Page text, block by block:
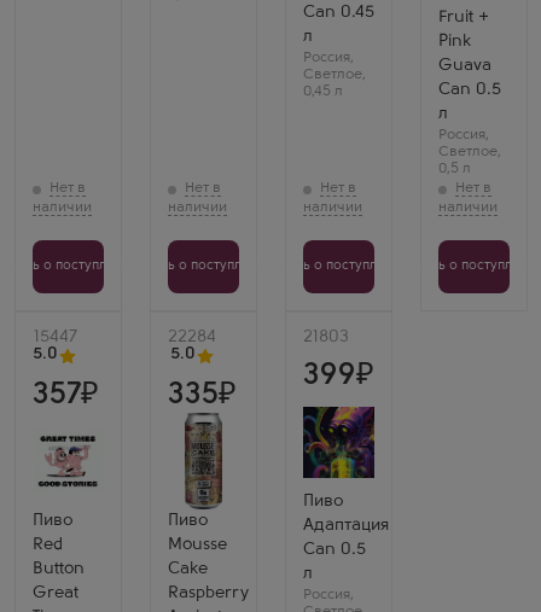
о поступлении Узнать о поступлении
Can 0.45
л
Россия,
Светлое,
0,45 л
Узнать о поступлении
Fruit +
Pink
Guava
Can 0.5
л
Россия,
Светлое,
0,5 л
Узнать о
Артикул
15447
5.0
357
Пиво
Red
Button
Great
Артикул
22284
5.0
335
Пиво
Mousse
Cake
Raspberry
Артикул
21803
399
Пиво
Адаптация
Can 0.5
л
Россия,